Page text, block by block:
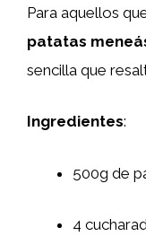
Para aquellos
patatas
sencilla que
Ingredientes:
500g de
4